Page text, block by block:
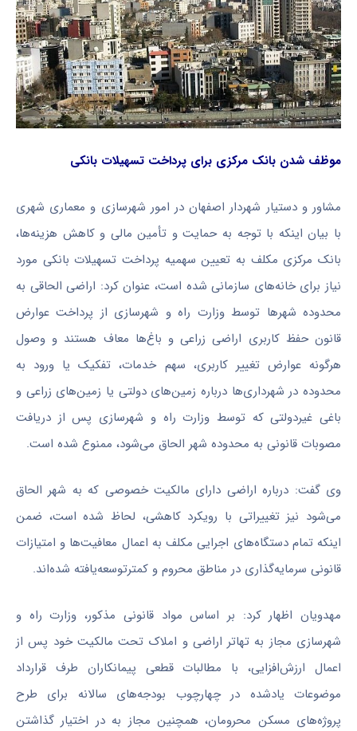
موظف شدن بانک مرکزی برای پرداخت تسهیلات بانکی
مشاور و دستیار شهردار اصفهان در امور شهرسازی و معماری شهری
با بیان اینکه با توجه به حمایت و تأمین مالی و کاهش هزینه‌ها،
بانک مرکزی مکلف به تعیین سهمیه پرداخت تسهیلات بانکی مورد
نیاز برای خانه‌های سازمانی شده است، عنوان کرد: اراضی الحاقی به
محدوده شهرها توسط وزارت راه و شهرسازی از پرداخت عوارض
قانون حفظ کاربری اراضی زراعی و باغ‌ها معاف هستند و وصول
هرگونه عوارض تغییر کاربری، سهم خدمات، تفکیک یا ورود به
محدوده در شهرداری‌ها درباره زمین‌های دولتی یا زمین‌های زراعی و
باغی غیردولتی که توسط وزارت راه و شهرسازی پس از دریافت
مصوبات قانونی به محدوده شهر الحاق می‌شود، ممنوع شده است.
وی گفت: درباره اراضی دارای مالکیت خصوصی که به شهر الحاق
می‌شود نیز تغییراتی با رویکرد کاهشی، لحاظ شده است، ضمن
اینکه تمام دستگاه‌های اجرایی مکلف به اعمال معافیت‌ها و امتیازات
قانونی سرمایه‌گذاری در مناطق محروم و کمترتوسعه‌یافته شده‌اند.
مهدویان اظهار کرد: بر اساس مواد قانونی مذکور، وزارت راه و
شهرسازی مجاز به تهاتر اراضی و املاک تحت مالکیت خود پس از
اعمال ارزش‌افزایی، با مطالبات قطعی پیمانکاران طرف قرارداد
موضوعات یادشده در چهارچوب بودجه‌های سالانه برای طرح
پروژه‌های مسکن محرومان، همچنین مجاز به در اختیار گذاشتن